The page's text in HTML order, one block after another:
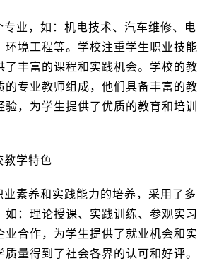
专业，如：机电技术、汽车维修、电
环境工程等。学校注重学生职业技能
了丰富的课程和实践机会。学校的教
的专业教师组成，他们具备丰富的教
，为学生提供了优质的教育和培训
教学特色
业素养和实践能力的培养，采用了多
如：理论授课、实践训练、参观实习
业合作，为学生提供了就业机会和实
量得到了社会各界的认可和好评。